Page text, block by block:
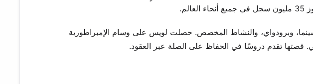
وبرودواي، والنشاط المخصص. حصلت لويس على وسام الإمبراطورية
قصتها تقدم دروسًا في الحفاظ على الصلة عبر العقود.